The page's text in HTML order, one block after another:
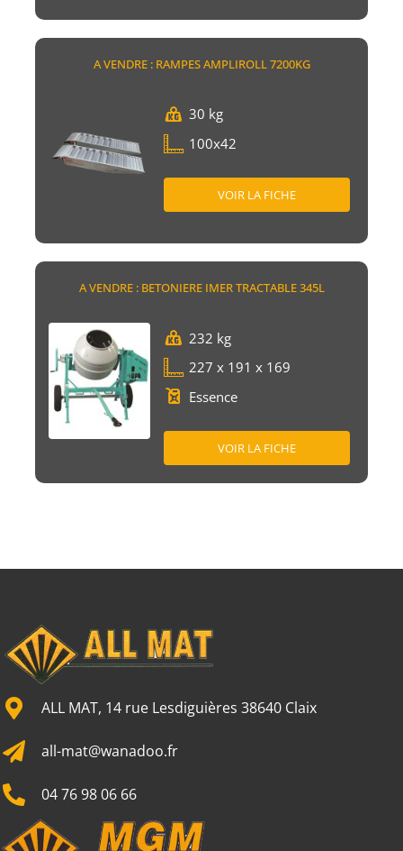
A VENDRE : RAMPES AMPLIROLL 7200KG
30 kg
100x42
VOIR LA FICHE
A VENDRE : BETONIERE IMER TRACTABLE 345L
232 kg
227 x 191 x 169
Essence
VOIR LA FICHE
ALL MAT, 14 rue Lesdiguières 38640 Claix
all-mat@wanadoo.fr
04 76 98 06 66